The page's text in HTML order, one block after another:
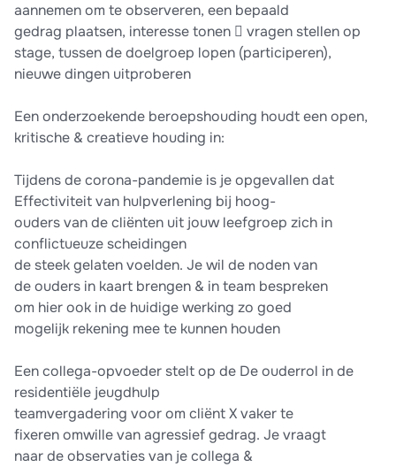
aannemen om te observeren, een bepaald
gedrag plaatsen, interesse tonen  vragen stellen op
stage, tussen de doelgroep lopen (participeren),
nieuwe dingen uitproberen
Een onderzoekende beroepshouding houdt een open,
kritische & creatieve houding in:
Tijdens de corona-pandemie is je opgevallen dat
Effectiviteit van hulpverlening bij hoog-
ouders van de cliënten uit jouw leefgroep zich in
conflictueuze scheidingen
de steek gelaten voelden. Je wil de noden van
de ouders in kaart brengen & in team bespreken
om hier ook in de huidige werking zo goed
mogelijk rekening mee te kunnen houden
Een collega-opvoeder stelt op de De ouderrol in de
residentiële jeugdhulp
teamvergadering voor om cliënt X vaker te
fixeren omwille van agressief gedrag. Je vraagt
naar de observaties van je collega &